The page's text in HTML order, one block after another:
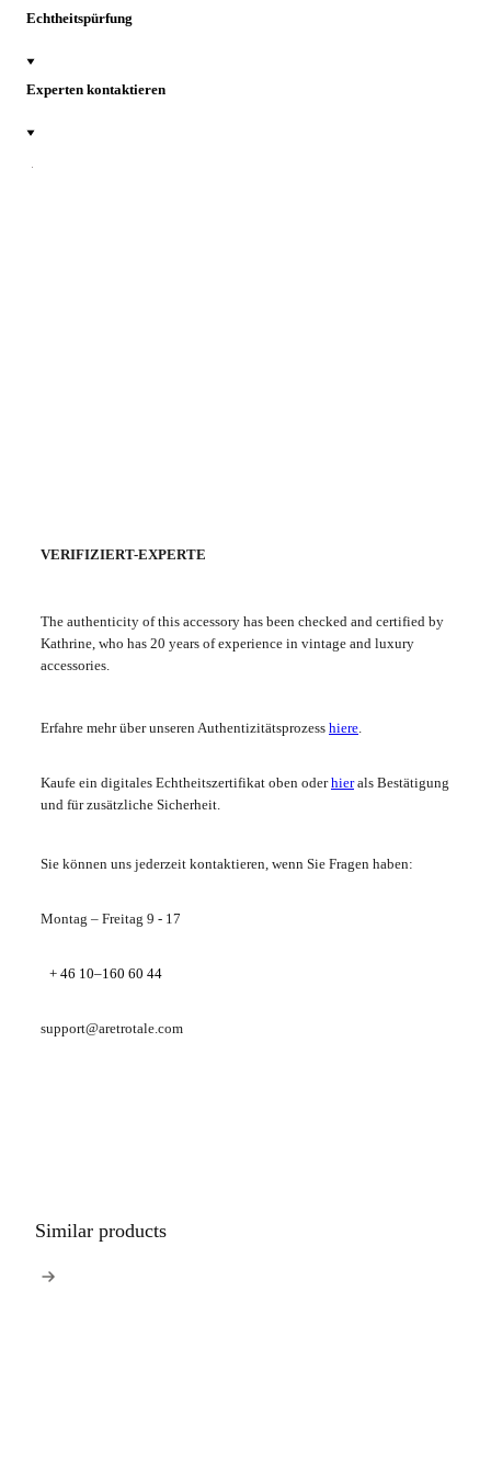
Echtheitspürfung
Experten kontaktieren
VERIFIZIERT-EXPERTE
The authenticity of this accessory has been checked and certified by
Kathrine, who has 20 years of experience in vintage and luxury
accessories.
Erfahre mehr über unseren Authentizitätsprozess hiere.
Kaufe ein digitales Echtheitszertifikat oben oderhierals Bestätigung
und für zusätzliche Sicherheit.
Sie können uns jederzeit kontaktieren, wenn Sie Fragen haben:
Montag – Freitag 9 - 17
+ 46 10–160 60 44
support@aretrotale.com
Similar products